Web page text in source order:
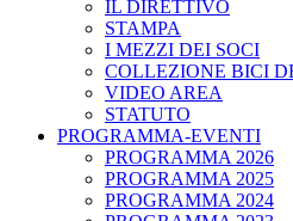
IL DIRETTIVO
STAMPA
I MEZZI DEI SOCI
COLLEZIONE BICI
VIDEO AREA
STATUTO
PROGRAMMA-EVENTI
PROGRAMMA 2026
PROGRAMMA 2025
PROGRAMMA 2024